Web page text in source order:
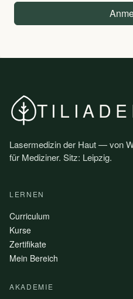
Lasermedizin der Haut — von
für Mediziner. Sitz: Leipzig.
LERNEN
Curriculum
Kurse
Zertifikate
Mein Bereich
AKADEMIE